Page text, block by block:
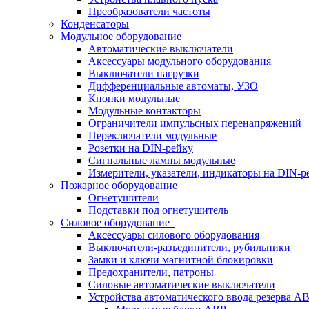
Преобразователи частоты
Конденсаторы
Модульное оборудование
Автоматические выключатели
Аксессуары модульного оборудования
Выключатели нагрузки
Дифференциальные автоматы, УЗО
Кнопки модульные
Модульные контакторы
Ограничители импульсных перенапряжений
Переключатели модульные
Розетки на DIN-рейку
Сигнальные лампы модульные
Измерители, указатели, индикаторы на DIN-
Пожарное оборудование
Огнетушители
Подставки под огнетушитель
Силовое оборудование
Аксессуары силового оборудования
Выключатели-разъединители, рубильники
Замки и ключи магнитной блокировки
Предохранители, патроны
Силовые автоматические выключатели
Устройства автоматического ввода резерва